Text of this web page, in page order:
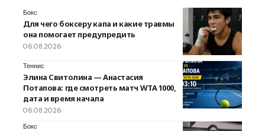
Бокс
Для чего боксеру капа и какие травмы
она помогает предупредить
06.08.2026
Теннис
Элина Свитолина — Анастасия
Потапова: где смотреть матч WTA 1000,
дата и время начала
06.08.2026
Бокс